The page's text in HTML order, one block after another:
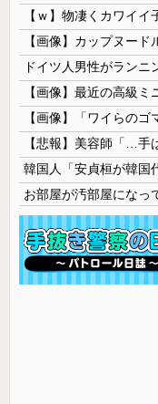
【ｗ】物凄くカワイイ
【画像】カップヌー
【画像】最近の高級
【画像】「ワイらのゴ
【悲報】美容師「…
お部屋が汚部屋になっ